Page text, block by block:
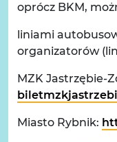
oprócz BKM,
liniami
organizatorów
MZK Jastrzębie-
Miasto Rybnik: